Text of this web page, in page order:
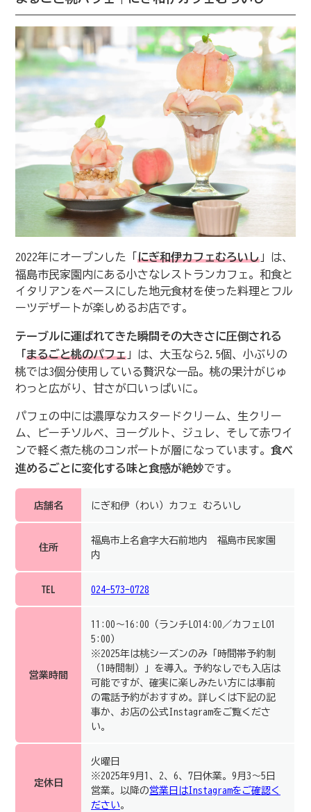
2022年にオープンした「 にぎ和伊カフェむろいし 」は、
福島市民家園内にある小さなレストランカフェ。和食と
イタリアンをベースにした地元食材を使った料理とフル
ーツデザートが楽しめるお店です。
テーブルに運ばれてきた瞬間その大きさに圧倒される
まるごと桃のパフェ 」は、大玉なら2.5個、小ぶりの
桃では3個分使用している贅沢な一品。桃の果汁がじゅ
わっと広がり、甘さが口いっぱいに。
パフェの中には濃厚なカスタードクリーム、生クリー
ム、ピーチソルベ、ヨーグルト、ジュレ、そして赤ワイ
ンで軽く煮た桃のコンポートが層になっています。 食べ
進めるごとに変化する味と食感が絶妙です。
店舗名 にぎ和伊（わい）カフェ むろいし
住所
福島市上名倉字大石前地内 福島市民家園
内
TEL 024-573-0728
営業時間
11:00〜16:00（ランチLO14:00／カフェLO1
5:00）
※2025年は桃シーズンのみ「時間帯予約制
（1時間制）」を導入。予約なしでも入店は
可能ですが、確実に楽しみたい方には事前
の電話予約がおすすめ。詳しくは下記の記
事か、お店の公式Instagramをご覧くださ
い。
定休日
火曜日
※2025年9月1、2、6、7日休業。9月3～5日
営業。以降の営業日はInstagramをご確認く
ださい。